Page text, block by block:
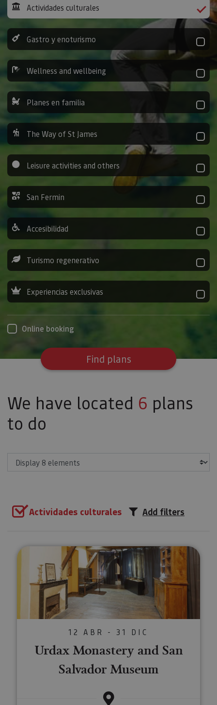
Actividades culturales
Gastro y enoturismo
Wellness and wellbeing
Planes en familia
The Way of St James
Leisure activities and others
San Fermin
Accesibilidad
Turismo regenerativo
Experiencias exclusivas
Online booking
Find plans
We have located 6 plans
to do
Actividades culturales Add filters
Urdax Monastery and San
12 ABR - 31 DIC
Urdax Monastery and San
Salvador Museum